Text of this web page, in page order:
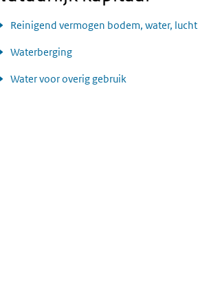
Reinigend vermogen bodem, water, lucht
Waterberging
Water voor overig gebruik